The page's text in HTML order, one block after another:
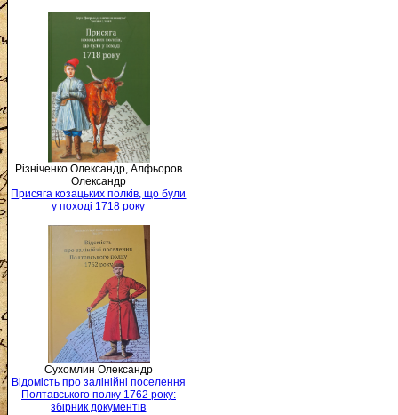
Різніченко Олександр, Алфьоров
Олександр
Присяга козацьких полків, що були
у поході 1718 року
Сухомлин Олександр
Відомість про залінійні поселення
Полтавського полку 1762 року:
збірник документів